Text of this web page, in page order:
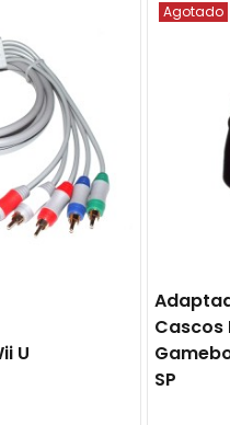
U
Agotado
Cascos
SP